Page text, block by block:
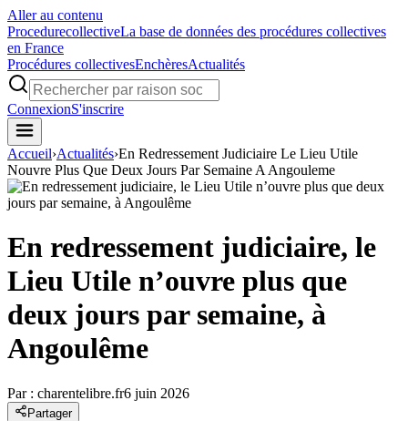
Aller au contenu
ProcedurecollectiveLa base de données des procédures collectives
en France
Procédures collectivesEnchèresActualités
ConnexionS'inscrire
Accueil›Actualités›En Redressement Judiciaire Le Lieu Utile
Nouvre Plus Que Deux Jours Par Semaine A Angouleme
En redressement judiciaire, le
Lieu Utile n’ouvre plus que
deux jours par semaine, à
Angoulême
Par : charentelibre.fr6 juin 2026
Partager